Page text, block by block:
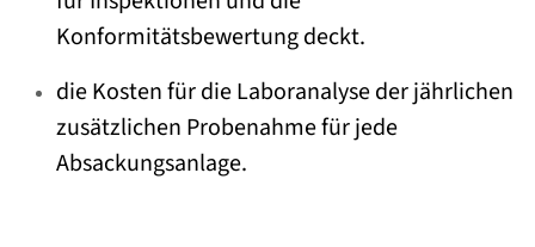
Konformitätsbewertung deckt.
die Kosten für die Laboranalyse der jährlichen
zusätzlichen Probenahme für jede
Absackungsanlage.